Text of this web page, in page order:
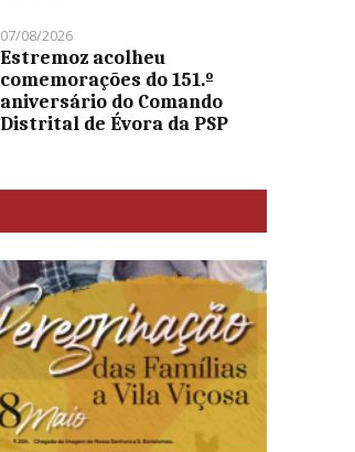
07/08/2026
Estremoz acolheu
comemorações do 151.º
aniversário do Comando
Distrital de Évora da PSP